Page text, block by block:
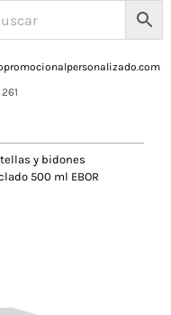
y bidones
500 ml EBOR